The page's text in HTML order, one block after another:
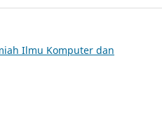
Ilmu Komputer dan